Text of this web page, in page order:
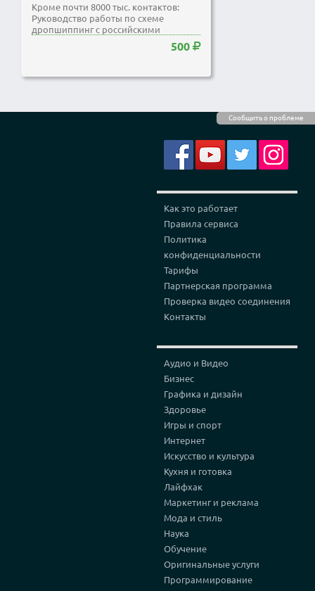
Сообщить о проблеме
Кроме почти 8000 тыс. контактов:
Руководство работы по схеме
дропшиппинг с российскими
поставщиками САЙТЫ ЗАКРЫТЫХ...
500
Как это работает
Правила сервиса
Политика
конфиденциальности
Тарифы
Партнерская программа
Проверка видео соединения
Контакты
Аудио и Видео
Бизнес
Графика и дизайн
Здоровье
Игры и спорт
Интернет
Искусство и культура
Кухня и готовка
Лайфхак
Маркетинг и реклама
Мода и стиль
Наука
Обучение
Оригинальные услуги
Программирование